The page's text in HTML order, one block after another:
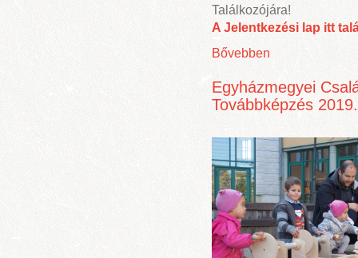
Találkozójára!
A Jelentkezési lap itt
Bővebben
Egyházmegyei
Továbbképzés